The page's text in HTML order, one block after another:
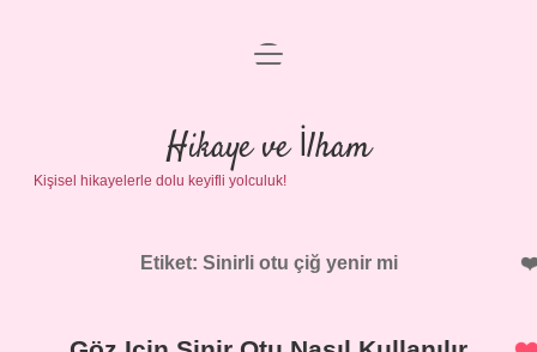
Anasayfa
Gizlilik Politikası
Yasal Uyarı
menüyü
Hikaye ve İlham
Kişisel hikayelerle dolu keyifli yolculuk!
Etiket: Sinirli otu çiğ yenir mi